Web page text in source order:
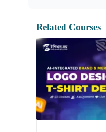
Related Courses